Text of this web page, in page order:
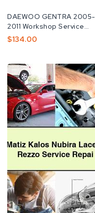
공
급
업
DAEWOO GENTRA 2005-
2011 Workshop Service
Repair Manual
정
$134.00
daewoo
Matiz
Kalos
Nubira
Lacetti
Tacuma
Service
Manual